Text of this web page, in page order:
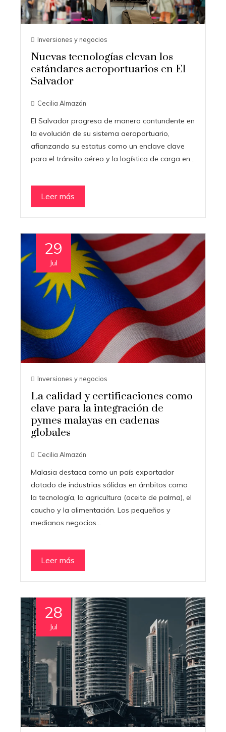
Inversiones y negocios
Nuevas tecnologías elevan los
estándares aeroportuarios en El
Salvador
Cecilia Almazán
El Salvador progresa de manera contundente en
la evolución de su sistema aeroportuario,
afianzando su estatus como un enclave clave
para el tránsito aéreo y la logística de carga en…
Leer más
29
Jul
Inversiones y negocios
La calidad y certificaciones como
clave para la integración de
pymes malayas en cadenas
globales
Cecilia Almazán
Malasia destaca como un país exportador
dotado de industrias sólidas en ámbitos como
la tecnología, la agricultura (aceite de palma), el
caucho y la alimentación. Los pequeños y
medianos negocios…
Leer más
28
Jul